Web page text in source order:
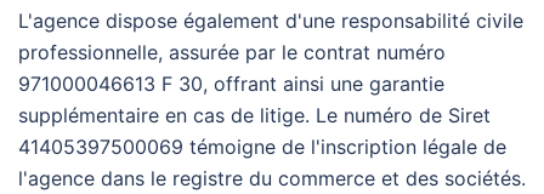
L'agence dispose également d'une responsabilité civile
professionnelle, assurée par le contrat numéro
971000046613 F 30, offrant ainsi une garantie
supplémentaire en cas de litige. Le numéro de Siret
41405397500069 témoigne de l'inscription légale de
l'agence dans le registre du commerce et des sociétés.